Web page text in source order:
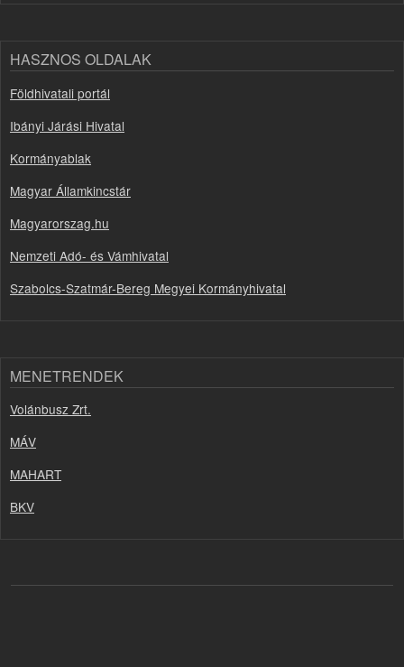
HASZNOS OLDALAK
Földhivatali portál
Ibányi Járási Hivatal
Kormányablak
Magyar Államkincstár
Magyarorszag.hu
Nemzeti Adó- és Vámhivatal
Szabolcs-Szatmár-Bereg Megyei Kormányhivatal
MENETRENDEK
Volánbusz Zrt.
MÁV
MAHART
BKV